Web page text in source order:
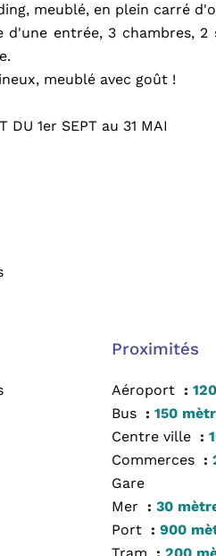
meublé, en plein carré
d'une entrée, 3 chambres,
meublé avec goût !
DU 1er SEPT au 31 MAI
Proximités
Aéroport
Bus
150
Centre ville
Commerces
Gare
Mer
30
Port
900